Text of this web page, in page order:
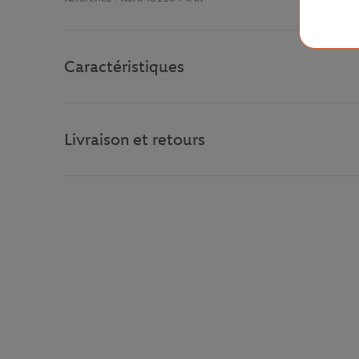
Caractéristiques
Livraison et retours